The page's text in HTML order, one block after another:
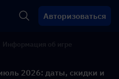
Авторизоваться
2026: даты, скидки и